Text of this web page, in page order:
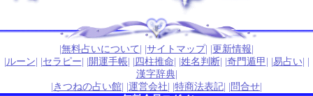
無料占いについて サイトマップ 更新情報
ルーン セラピー 開運手帳 四柱推命 姓名判断| | 奇門遁甲 易占い
漢字辞典|
きつねの占い館 運営会社 特商法表記 問合せ